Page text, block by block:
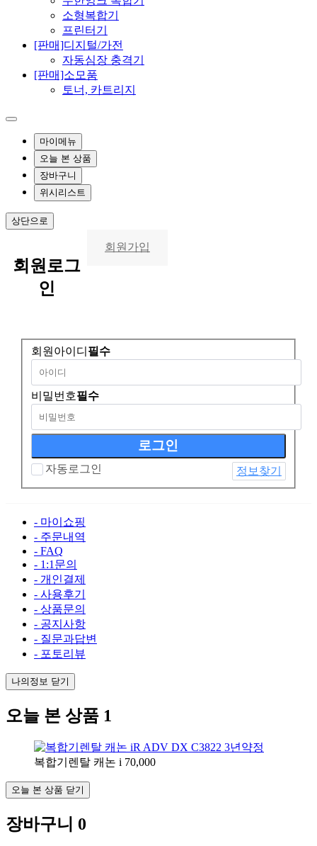
소형복합기
프린터기
[판매]디지털/가전
자동심장 충격기
[판매]소모품
토너, 카트리지
마이메뉴
오늘 본 상품
장바구니
위시리스트
상단으로
회원 로그
인
회원가입
회원아이디 필수
비밀번호필수
자동로그인 정보찾기
- 마이쇼핑
- 주문내역
- FAQ
- 1:1문의
- 개인결제
- 사용후기
- 상품문의
- 공지사항
- 질문과답변
- 포토리뷰
나의정보 닫기
오늘 본 상품 1
복합기렌탈 캐논 i 70,000
오늘 본 상품 닫기
장바구니 0